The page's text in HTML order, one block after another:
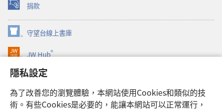
隱私設定
為了改善您的瀏覽體驗，本網站使用Cookies和類似的技
術。有些Cookies是必要的，能讓本網站可以正常運行，
捐款
（開
啟
新
視
窗）
守望台線上書庫
（開
啟
新
窗）
JW Hub®
（開
啟
新
視
窗）
JW Library®
Watchtower Library